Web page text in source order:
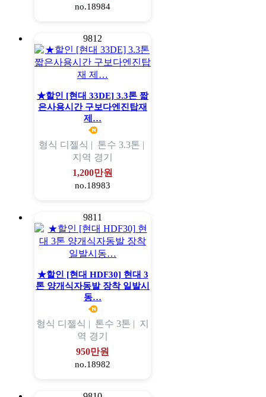
no.18984
9812
★할인 [현대 33DE] 3.3톤 짧
은사용시간 구보다엔진탑재
제…
형식 디젤식 | 톤수 3.3톤 |
지역 경기
1,200만원
no.18983
9811
★할인 [현대 HDF30] 현대 3
톤 양개식자동발 장착 일발시
동…
형식 디젤식 | 톤수 3톤 | 지
역 경기
950만원
no.18982